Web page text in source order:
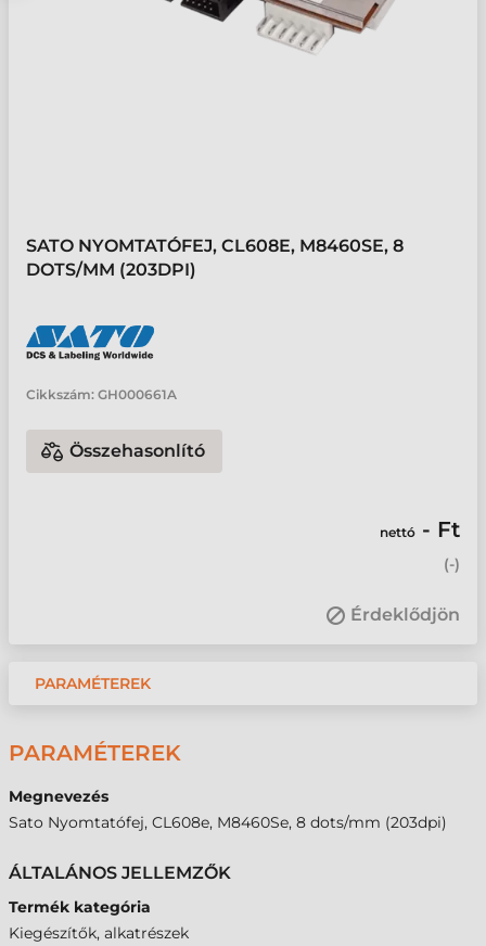
SATO NYOMTATÓFEJ, CL608E, M8460SE, 8
DOTS/MM (203DPI)
Cikkszám: GH000661A
Összehasonlító
nettó - Ft
(-)
Érdeklődjön
PARAMÉTEREK
PARAMÉTEREK
Megnevezés
Sato Nyomtatófej, CL608e, M8460Se, 8 dots/mm (203dpi)
ÁLTALÁNOS JELLEMZŐK
Termék kategória
Kiegészítők, alkatrészek